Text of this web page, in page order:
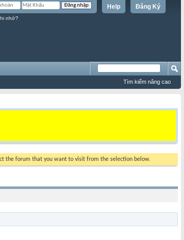
Đăng Ký
Help
nhớ?
Tìm kiếm nâng cao
the forum that you want to visit from the selection below.